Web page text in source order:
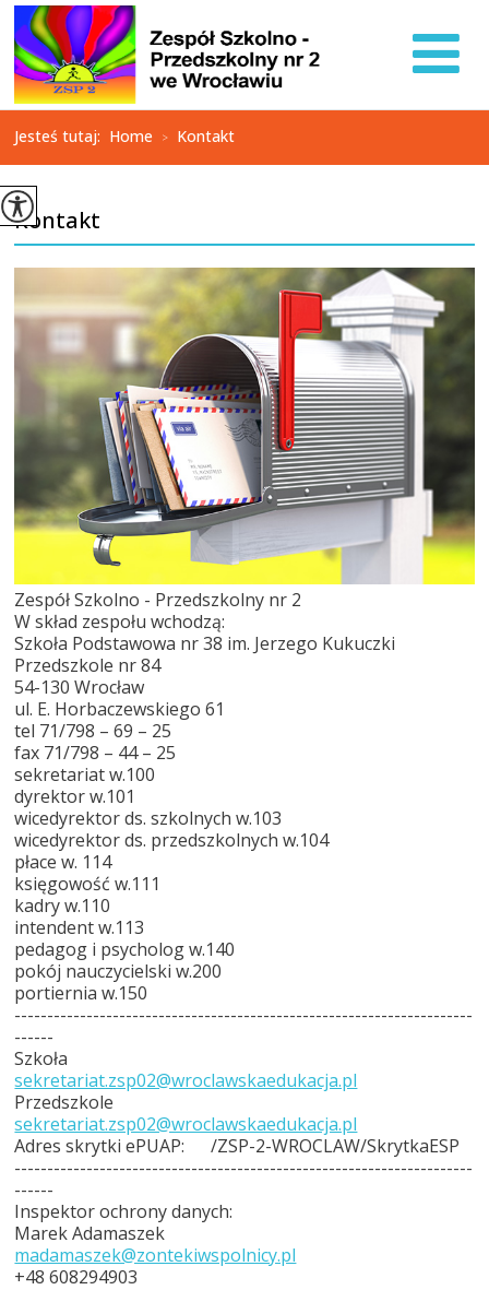
Jesteś tutaj: Home > Kontakt
Kontakt
Zespół Szkolno - Przedszkolny nr 2
W skład zespołu wchodzą:
Szkoła Podstawowa nr 38 im. Jerzego Kukuczki
Przedszkole nr 84
54-130 Wrocław
ul. E. Horbaczewskiego 61
tel 71/798 – 69 – 25
fax 71/798 – 44 – 25
sekretariat w.100
dyrektor w.101
wicedyrektor ds. szkolnych w.103
wicedyrektor ds. przedszkolnych w.104
płace w. 114
księgowość w.111
kadry w.110
intendent w.113
pedagog i psycholog w.140
pokój nauczycielski w.200
portiernia w.150
----------------------------------------------------------------------
------
Szkoła
sekretariat.zsp02@wroclawskaedukacja.pl
Przedszkole
sekretariat.zsp02@wroclawskaedukacja.pl
Adres skrytki ePUAP: /ZSP-2-WROCLAW/SkrytkaESP
----------------------------------------------------------------------
------
Inspektor ochrony danych:
Marek Adamaszek
madamaszek@zontekiwspolnicy.pl
+48 608294903